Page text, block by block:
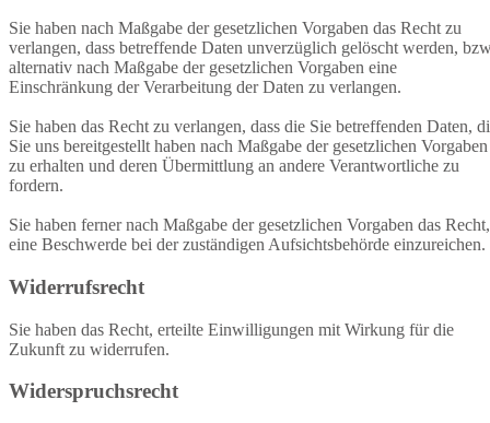
Sie haben nach Maßgabe der gesetzlichen Vorgaben das Recht zu
verlangen, dass betreffende Daten unverzüglich gelöscht werden,
alternativ nach Maßgabe der gesetzlichen Vorgaben eine
Einschränkung der Verarbeitung der Daten zu verlangen.
Sie haben das Recht zu verlangen, dass die Sie betreffenden Daten,
Sie uns bereitgestellt haben nach Maßgabe der gesetzlichen Vorgaben
zu erhalten und deren Übermittlung an andere Verantwortliche zu
fordern.
Sie haben ferner nach Maßgabe der gesetzlichen Vorgaben das Recht,
eine Beschwerde bei der zuständigen Aufsichtsbehörde einzureichen.
Widerrufsrecht
Sie haben das Recht, erteilte Einwilligungen mit Wirkung für die
Zukunft zu widerrufen.
Widerspruchsrecht